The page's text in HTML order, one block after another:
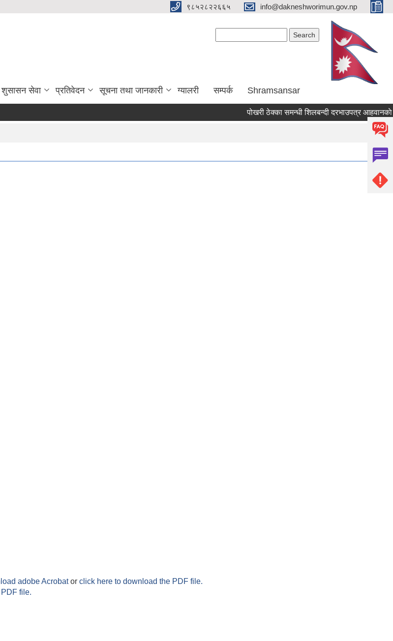
९८५२८२२६६५ info@dakneshworimun.gov.np
शुसासन सेवा प्रतिवेदन सूचना तथा जानकारी ग्यालरी सम्पर्क Shramsansar
पोखरी ठेक्का समन्धी शिलबन्दी दरभाउपत्र आहवानकाे
adobe Acrobator click here to download the PDF file.
file.